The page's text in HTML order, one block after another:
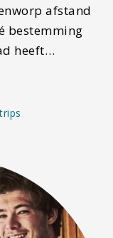
afstand
bestemming
heeft…